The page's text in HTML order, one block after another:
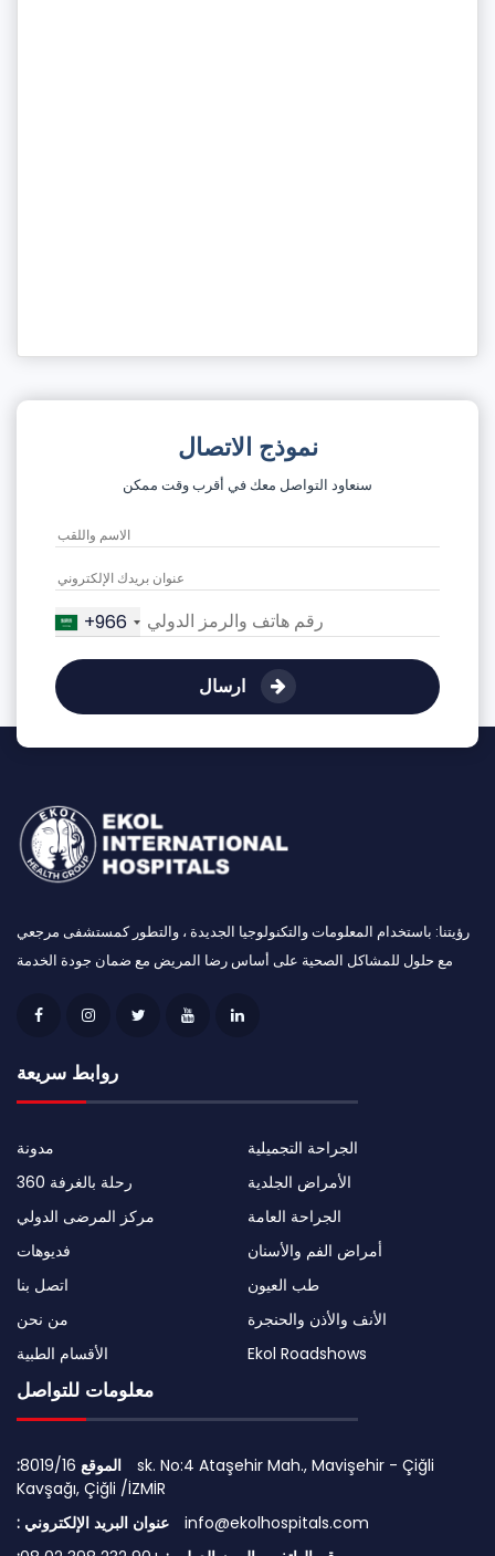
نموذج الاتصال
سنعاود التواصل معك في أقرب وقت ممكن
+966
رؤيتنا: باستخدام المعلومات والتكنولوجيا الجديدة ، والتطور كمستشفى مرجعي
مع حلول للمشاكل الصحية على أساس رضا المريض مع ضمان جودة الخدمة
روابط سريعة
مدونة
رحلة بالغرفة 360
مركز المرضى الدولي
فديوهات
اتصل بنا
من نحن
الأقسام الطبية
الجراحة التجميلية
الأمراض الجلدية
الجراحة العامة
أمراض الفم والأسنان
طب العيون
الأنف والأذن والحنجرة
Ekol Roadshows
معلومات للتواصل
:الموقع 8019/16 sk. No:4 Ataşehir Mah., Mavişehir - Çiğli
Kavşağı, Çiğli /İZMİR
info@ekolhospitals.com